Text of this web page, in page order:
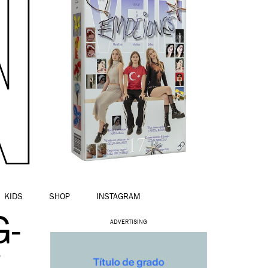
KIDS SHOP INSTAGRAM
ADVERTISING